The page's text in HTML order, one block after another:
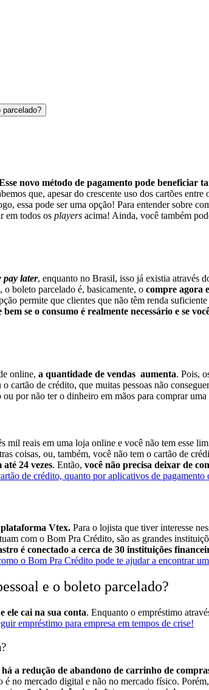
parcelado?
sse novo método de pagamento pode beneficiar
que, apesar do crescente uso dos cartões
essa pode ser uma opção! Para entender sobre
em todos os players acima! Ainda, você também
pay later, enquanto no Brasil, isso já existia através
o boleto parcelado é, basicamente, o compre agora
permite que clientes que não têm renda
bem se o consumo é realmente necessário e se
online, a quantidade de vendas aumenta. Pois,
cartão de crédito, que muitas pessoas não
por não ter o dinheiro em mãos para comprar
mil reais em uma loja online e você não tem esse
coisas, ou, também, você não tem o cartão de
24 vezes. Então, você não precisa deixar de
de crédito, quanto por aplicativos de
Vtex. Para o lojista que tiver interesse
com o Bom Pra Crédito, são as grandes
é conectado a cerca de 30 instituições
o Bom Pra Crédito pode te ajudar a encontrar
e o boleto parcelado?
ele cai na sua conta. Enquanto o empréstimo
empréstimo para empresa em tempos de crise!
há a redução de abandono de carrinho de
no mercado digital e não no mercado físico. Porém,